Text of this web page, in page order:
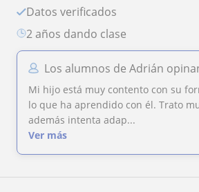
Datos verificados
2 años dando clase
Los alumnos de Adrián
Mi hijo está muy contento con su
lo que ha aprendido con él. Trato
además intenta adap...
Ver más